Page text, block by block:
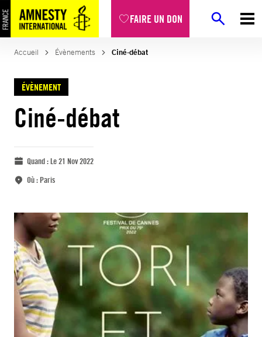
FAIRE UN DON
Accueil Évènements Ciné-débat
ÉVÈNEMENT
Ciné-débat
Quand :Le 21 Nov 2022
Où :Paris